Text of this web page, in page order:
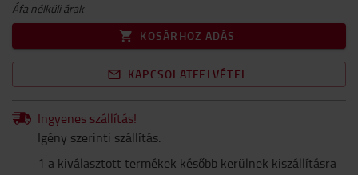
Áfa nélküli árak
KOSÁRHOZ ADÁS
KAPCSOLATFELVÉTEL
Ingyenes szállítás!
Igény szerinti szállítás.
1 a kiválasztott termékek később kerülnek kiszállításra